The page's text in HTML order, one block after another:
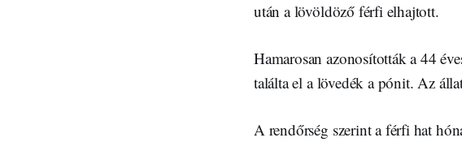
után a lövöldöző férfi elhajtott.
Hamarosan azonosították a 44
találta el a lövedék a pónit. Az
A rendőrség szerint a férfi hat